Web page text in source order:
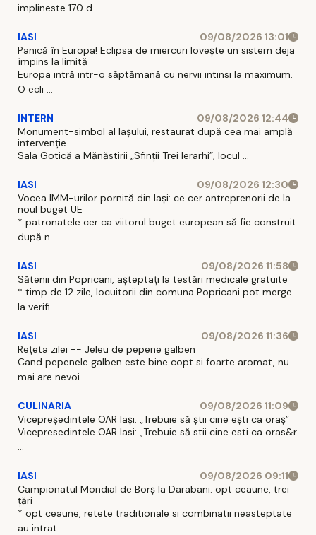
implineste 170 d ...
IASI
09/08/2026 13:01
Panică în Europa! Eclipsa de miercuri lovește un sistem deja
împins la limită
Europa intră intr-o săptămană cu nervii intinsi la maximum.
O ecli ...
INTERN
09/08/2026 12:44
Monument-simbol al Iaşului, restaurat după cea mai amplă
intervenţie
Sala Gotică a Mănăstirii „Sfinţii Trei Ierarhi”, locul ...
IASI
09/08/2026 12:30
Vocea IMM-urilor pornită din Iași: ce cer antreprenorii de la
noul buget UE
* patronatele cer ca viitorul buget european să fie construit
după n ...
IASI
09/08/2026 11:58
Sătenii din Popricani, așteptați la testări medicale gratuite
* timp de 12 zile, locuitorii din comuna Popricani pot merge
la verifi ...
IASI
09/08/2026 11:36
Rețeta zilei -- Jeleu de pepene galben
Cand pepenele galben este bine copt si foarte aromat, nu
mai are nevoi ...
CULINARIA
09/08/2026 11:09
Vicepreședintele OAR Iași: „Trebuie să știi cine ești ca oraș”
Vicepresedintele OAR Iasi: „Trebuie să stii cine esti ca oras&r
...
IASI
09/08/2026 09:11
Campionatul Mondial de Borș la Darabani: opt ceaune, trei
țări
* opt ceaune, retete traditionale si combinatii neasteptate
au intrat ...